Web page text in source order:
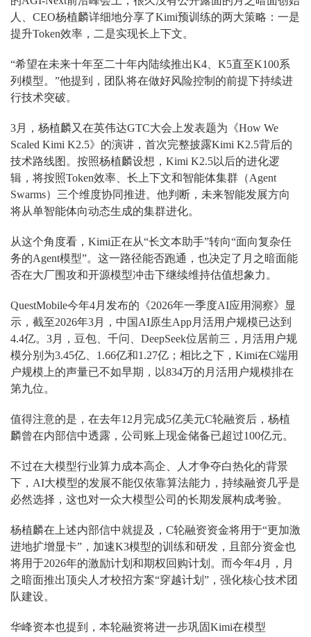
人、CEO杨植麟详细地分享了Kimi预训练的两大策略：一是
提升Token效率，二是实现长上下文。
“希望在未来‌十年至二十年内‌陆续推出‌K4、K5直至K100系
列模型。”他提到，团队将在‌做好风险控制的前提下持续进
行技术突破‌。
3月，杨植麟又在英伟达GTC大会上发表题为《How We
Scaled Kimi K2.5》的演讲，首次完整披露Kimi K2.5背后的
技术路线图。按照杨植麟设想，Kimi K2.5以后的进化逻
辑，将按照Token效率、长上下文和智能体集群（Agent
Swarms）三个维度协同推进。他判断，未来智能发展方向
将从单智能体向动态生成的集群进化。
从这个角度看，Kimi正在从“长文本助手”转向“面向复杂任
务的Agent模型”。这一路径能否跑通，也决定了月之暗面能
否在大厂围攻和开源模型冲击下继续维持估值想象力。
QuestMobile今年4月发布的《2026年一季度AI应用洞察》显
示，截至2026年3月，中国AI原生App月活用户规模已达到
4.4亿。3月，豆包、千问、DeepSeek位居前三，月活用户规
模分别为3.45亿、1.66亿和1.27亿；相比之下，Kimi在C端用
户规模上的声量已不如早期，以834万的月活用户规模排在
第九位。
值得注意的是，在去年12月完成5亿美元C轮融资后，杨植
麟曾在内部信中透露，公司账上现金储备已超过100亿元。
不过在大模型行业算力成本高企、人才争夺白热化的背景
下，AI大模型的发展不能仅依靠算法能力，持续融资几乎是
必然选择，这也对一众大模型公司的长期发展构成考验。
杨植麟在上述内部信中就提及，C轮融资资金将用于“更加激
进地扩增显卡”，加速K3模型的训练和研发，且部分资金也
将用于2026年的激励计划和期权回购计划。而今年4月，月
之暗面推出顶尖人才校招方案“穿越计划”，强化核心技术团
队建设。
华峰资本也提到，本轮融资将进一步巩固Kimi在模型